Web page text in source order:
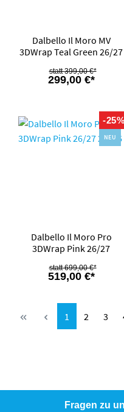
Dalbello Il Moro MV
3DWrap Teal Green 26/27
299,00 €*
399,00 €*
-25%
NEU
Dalbello Il Moro Pro
3DWrap Pink 26/27
519,00 €*
699,00 €*
Seite
1 Seite
2 Seite
3
Fragen zu